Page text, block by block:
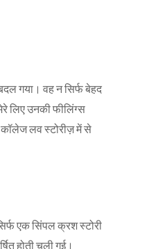
गया। वह न सिर्फ बेहद
लिए उनकी फीलिंग्स
लव स्टोरीज़ में से
एक सिंपल क्रश स्टोरी
होती चली गई।